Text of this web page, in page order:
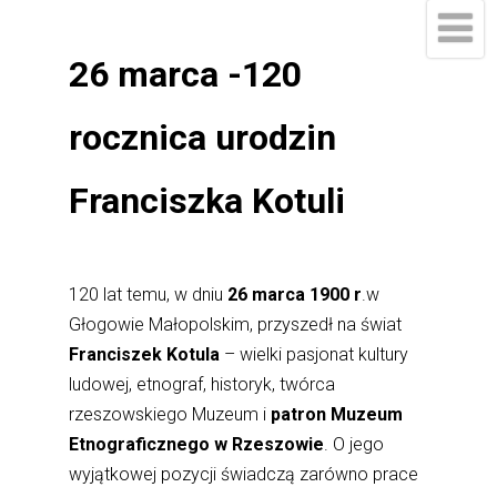
26 marca -120
rocznica urodzin
Franciszka Kotuli
120 lat temu, w dniu 26 marca 1900 r.w
Głogowie Małopolskim, przyszedł na świat
Franciszek Kotula – wielki pasjonat kultury
ludowej, etnograf, historyk, twórca
rzeszowskiego Muzeum i patron Muzeum
Etnograficznego w Rzeszowie. O jego
wyjątkowej pozycji świadczą zarówno prace